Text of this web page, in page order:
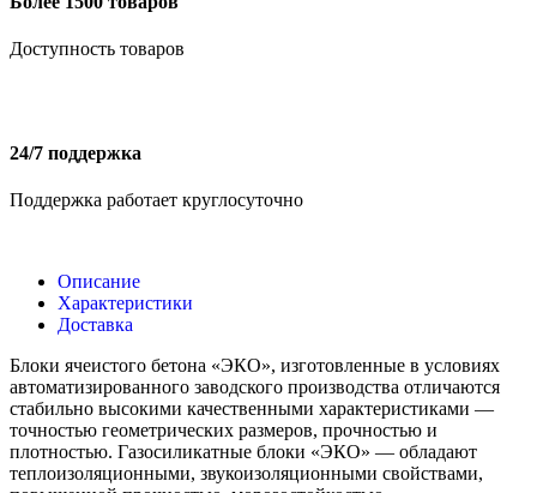
Доступность товаров
24/7 поддержка
Поддержка работает круглосуточно
Описание
Характеристики
Доставка
Блоки ячеистого бетона «ЭКО», изготовленные в условиях
автоматизированного заводского производства отличаются
стабильно высокими качественными характеристиками —
точностью геометрических размеров, прочностью и
плотностью. Газосиликатные блоки «ЭКО» — обладают
теплоизоляционными, звукоизоляционными свойствами,